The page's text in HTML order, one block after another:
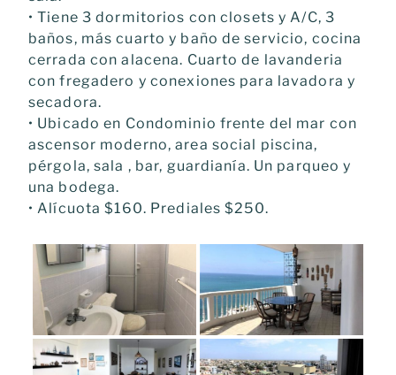
• Tiene 3 dormitorios con closets y A/C, 3
baños, más cuarto y baño de servicio, cocina
cerrada con alacena. Cuarto de lavanderia
con fregadero y conexiones para lavadora y
secadora.
• Ubicado en Condominio frente del mar con
ascensor moderno, area social piscina,
pérgola, sala , bar, guardianía. Un parqueo y
una bodega.
• Alícuota $160. Prediales $250.